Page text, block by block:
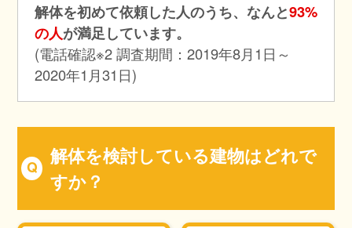
解体を初めて依頼した人のうち、なんと93%
の人が満足しています。
(電話確認※2 調査期間：2019年8月1日～
2020年1月31日)
解体を検討している建物はどれで
すか？